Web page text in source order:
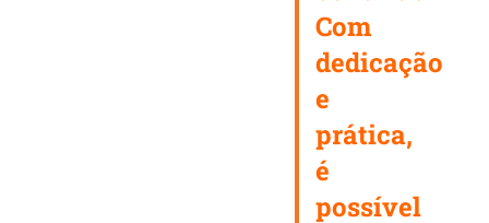
Com
dedicação
e
prática,
é
possível